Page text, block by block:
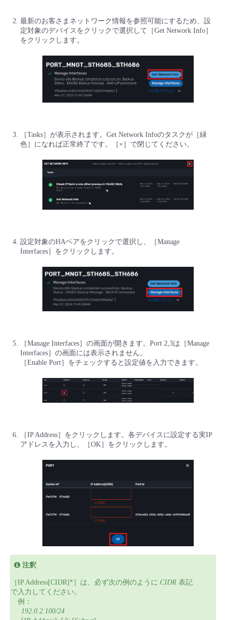
最新のお客さまネットワーク情報を参照可能にするため、設
定対象のデバイスをクリックで選択して［Get Network Info］
をクリックします。
［Tasks］が表示されます。Get Network Infoのタスクが［緑
色］になれば正常終了です。［×］で閉じてください。
設定対象のHAペアをクリックで選択し、［Manage
Interfaces］をクリックします。
［Manage Interfaces］の画面が開きます。Port 2,3は［Manage
Interfaces］の画面には表示されません。
［Enable Port］をチェックすると設定値を入力できます。
［IP Address］をクリックします。各デバイスに設定する実IP
アドレスを入力し、［OK］をクリックします。
注釈
［IP Address[CIDR]*］は、必ず次の例のように CIDR 表記
で入力してください。
例：
192.0.2.100/24